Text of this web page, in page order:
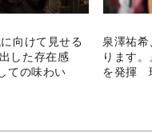
向けて見せる
した存在感
ての味わい
泉澤祐
ります
を発揮